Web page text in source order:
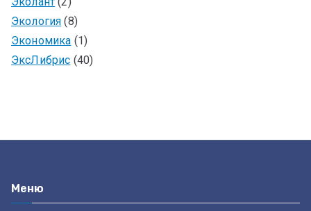
Экология (8)
Экономика (1)
ЭксЛибрис (40)
Меню